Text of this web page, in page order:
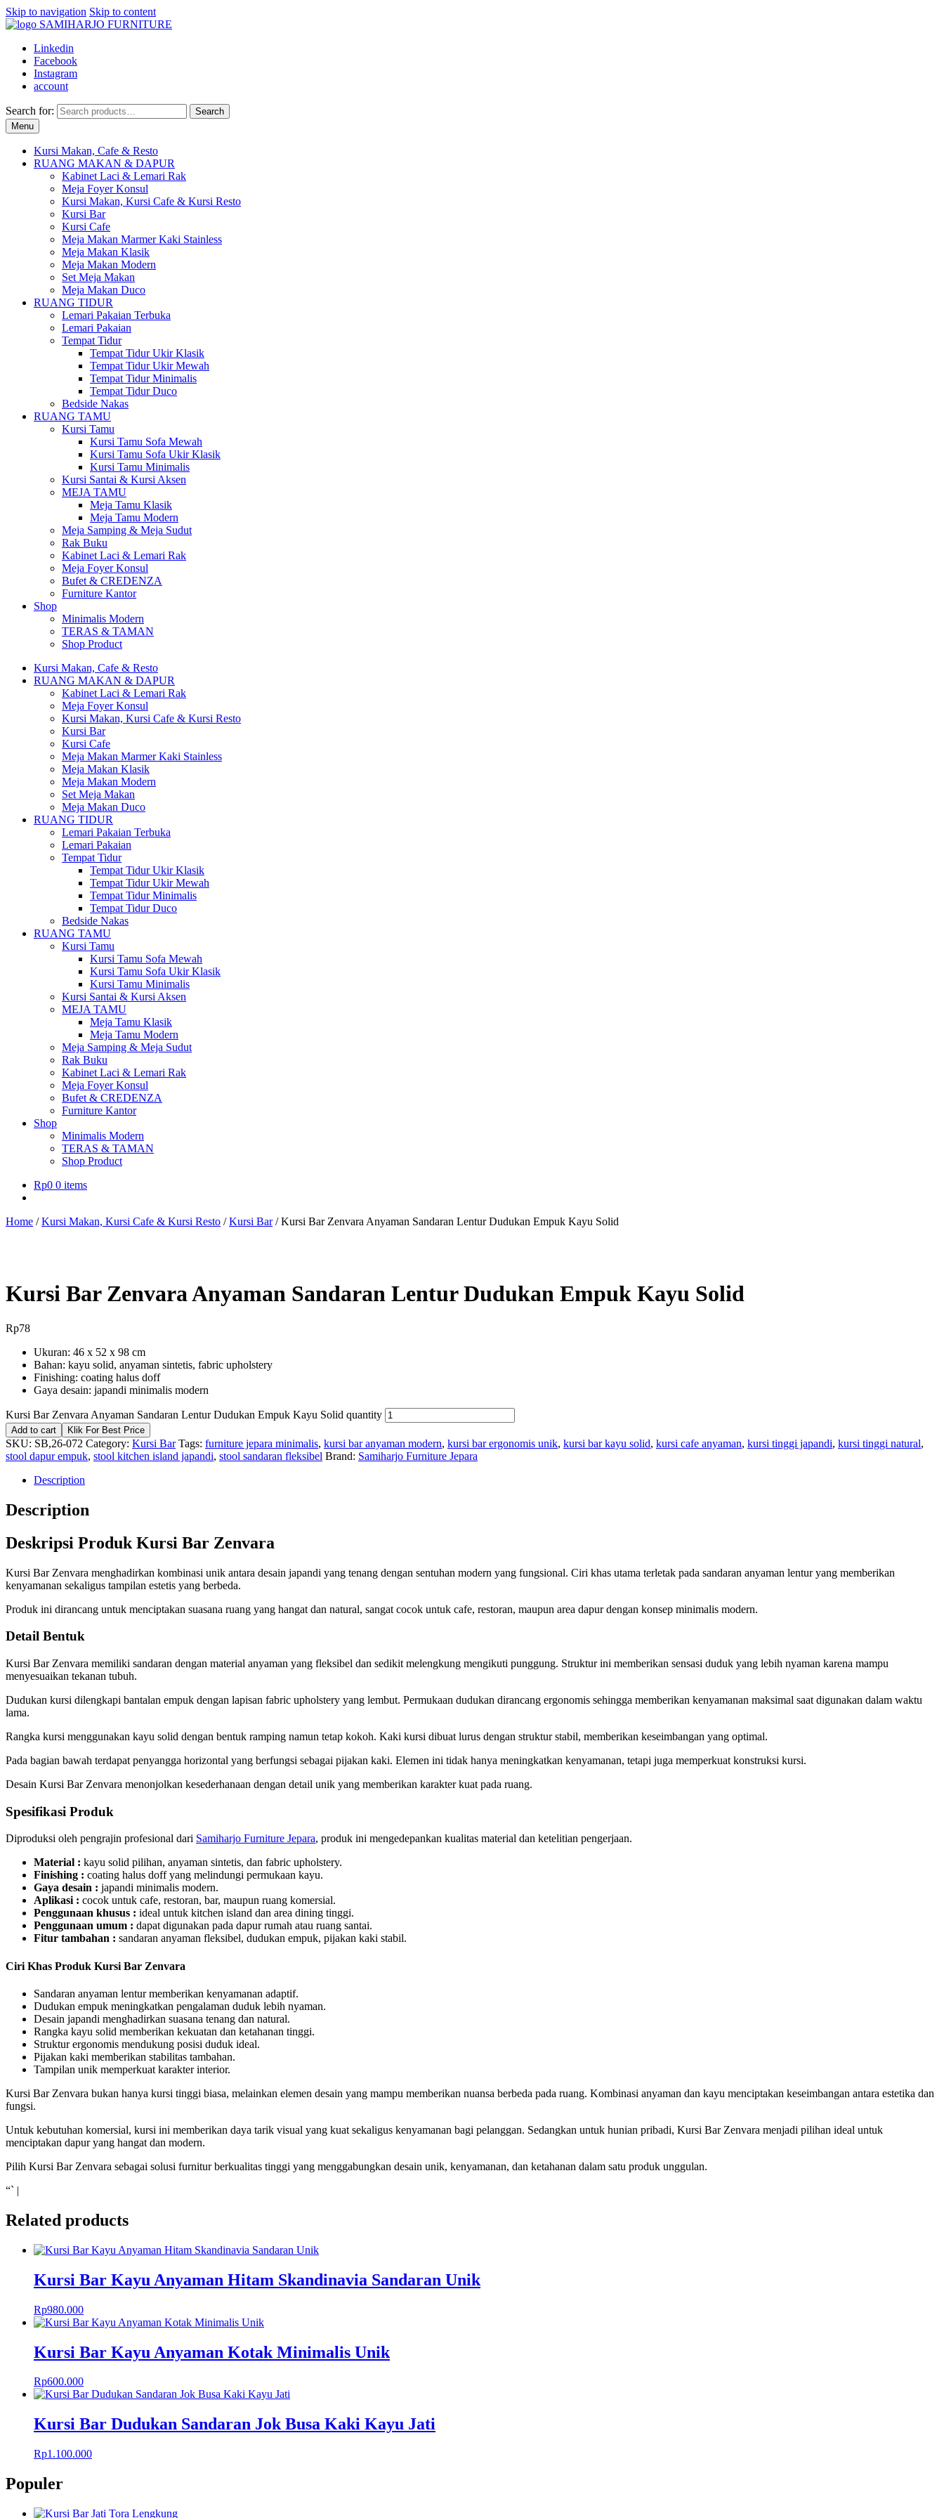
Skip to navigation Skip to content
Linkedin
Facebook
Instagram
account
Search for:
Search
Menu
Kursi Makan, Cafe & Resto
RUANG MAKAN & DAPUR
Kabinet Laci & Lemari Rak
Meja Foyer Konsul
Kursi Makan, Kursi Cafe & Kursi Resto
Kursi Bar
Kursi Cafe
Meja Makan Marmer Kaki Stainless
Meja Makan Klasik
Meja Makan Modern
Set Meja Makan
Meja Makan Duco
RUANG TIDUR
Lemari Pakaian Terbuka
Lemari Pakaian
Tempat Tidur
Tempat Tidur Ukir Klasik
Tempat Tidur Ukir Mewah
Tempat Tidur Minimalis
Tempat Tidur Duco
Bedside Nakas
RUANG TAMU
Kursi Tamu
Kursi Tamu Sofa Mewah
Kursi Tamu Sofa Ukir Klasik
Kursi Tamu Minimalis
Kursi Santai & Kursi Aksen
MEJA TAMU
Meja Tamu Klasik
Meja Tamu Modern
Meja Samping & Meja Sudut
Rak Buku
Kabinet Laci & Lemari Rak
Meja Foyer Konsul
Bufet & CREDENZA
Furniture Kantor
Shop
Minimalis Modern
TERAS & TAMAN
Shop Product
Kursi Makan, Cafe & Resto
RUANG MAKAN & DAPUR
Kabinet Laci & Lemari Rak
Meja Foyer Konsul
Kursi Makan, Kursi Cafe & Kursi Resto
Kursi Bar
Kursi Cafe
Meja Makan Marmer Kaki Stainless
Meja Makan Klasik
Meja Makan Modern
Set Meja Makan
Meja Makan Duco
RUANG TIDUR
Lemari Pakaian Terbuka
Lemari Pakaian
Tempat Tidur
Tempat Tidur Ukir Klasik
Tempat Tidur Ukir Mewah
Tempat Tidur Minimalis
Tempat Tidur Duco
Bedside Nakas
RUANG TAMU
Kursi Tamu
Kursi Tamu Sofa Mewah
Kursi Tamu Sofa Ukir Klasik
Kursi Tamu Minimalis
Kursi Santai & Kursi Aksen
MEJA TAMU
Meja Tamu Klasik
Meja Tamu Modern
Meja Samping & Meja Sudut
Rak Buku
Kabinet Laci & Lemari Rak
Meja Foyer Konsul
Bufet & CREDENZA
Furniture Kantor
Shop
Minimalis Modern
TERAS & TAMAN
Shop Product
Rp0 0 items
Home /Kursi Makan, Kursi Cafe & Kursi Resto /Kursi Bar/Kursi Bar Zenvara Anyaman Sandaran Lentur Dudukan Empuk Kayu Solid
Kursi Bar Zenvara Anyaman Sandaran Lentur Dudukan Empuk Kayu Solid
Rp78
Ukuran: 46 x 52 x 98 cm
Bahan: kayu solid, anyaman sintetis, fabric upholstery
Finishing: coating halus doff
Gaya desain: japandi minimalis modern
Kursi Bar Zenvara Anyaman Sandaran Lentur Dudukan Empuk Kayu Solid quantity
Add to cart Klik For Best Price
SKU: SB,26-072 Category: Kursi Bar Tags: furniture jepara minimalis, kursi bar anyaman modern, kursi bar ergonomis unik, kursi bar kayu solid, kursi cafe anyaman, kursi tinggi japandi, kursi tinggi natural,
stool dapur empuk, stool kitchen island japandi, stool sandaran fleksibel Brand: Samiharjo Furniture Jepara
Description
Description
Deskripsi Produk Kursi Bar Zenvara
Kursi Bar Zenvara menghadirkan kombinasi unik antara desain japandi yang tenang dengan sentuhan modern yang fungsional. Ciri khas utama terletak pada sandaran anyaman lentur yang memberikan
kenyamanan sekaligus tampilan estetis yang berbeda.
Produk ini dirancang untuk menciptakan suasana ruang yang hangat dan natural, sangat cocok untuk cafe, restoran, maupun area dapur dengan konsep minimalis modern.
Detail Bentuk
Kursi Bar Zenvara memiliki sandaran dengan material anyaman yang fleksibel dan sedikit melengkung mengikuti punggung. Struktur ini memberikan sensasi duduk yang lebih nyaman karena mampu
menyesuaikan tekanan tubuh.
Dudukan kursi dilengkapi bantalan empuk dengan lapisan fabric upholstery yang lembut. Permukaan dudukan dirancang ergonomis sehingga memberikan kenyamanan maksimal saat digunakan dalam waktu
lama.
Rangka kursi menggunakan kayu solid dengan bentuk ramping namun tetap kokoh. Kaki kursi dibuat lurus dengan struktur stabil, memberikan keseimbangan yang optimal.
Pada bagian bawah terdapat penyangga horizontal yang berfungsi sebagai pijakan kaki. Elemen ini tidak hanya meningkatkan kenyamanan, tetapi juga memperkuat konstruksi kursi.
Desain Kursi Bar Zenvara menonjolkan kesederhanaan dengan detail unik yang memberikan karakter kuat pada ruang.
Spesifikasi Produk
Diproduksi oleh pengrajin profesional dari Samiharjo Furniture Jepara, produk ini mengedepankan kualitas material dan ketelitian pengerjaan.
Material : kayu solid pilihan, anyaman sintetis, dan fabric upholstery.
Finishing : coating halus doff yang melindungi permukaan kayu.
Gaya desain : japandi minimalis modern.
Aplikasi : cocok untuk cafe, restoran, bar, maupun ruang komersial.
Penggunaan khusus : ideal untuk kitchen island dan area dining tinggi.
Penggunaan umum : dapat digunakan pada dapur rumah atau ruang santai.
Fitur tambahan : sandaran anyaman fleksibel, dudukan empuk, pijakan kaki stabil.
Ciri Khas Produk Kursi Bar Zenvara
Sandaran anyaman lentur memberikan kenyamanan adaptif.
Dudukan empuk meningkatkan pengalaman duduk lebih nyaman.
Desain japandi menghadirkan suasana tenang dan natural.
Rangka kayu solid memberikan kekuatan dan ketahanan tinggi.
Struktur ergonomis mendukung posisi duduk ideal.
Pijakan kaki memberikan stabilitas tambahan.
Tampilan unik memperkuat karakter interior.
Kursi Bar Zenvara bukan hanya kursi tinggi biasa, melainkan elemen desain yang mampu memberikan nuansa berbeda pada ruang. Kombinasi anyaman dan kayu menciptakan keseimbangan antara estetika dan
fungsi.
Untuk kebutuhan komersial, kursi ini memberikan daya tarik visual yang kuat sekaligus kenyamanan bagi pelanggan. Sedangkan untuk hunian pribadi, Kursi Bar Zenvara menjadi pilihan ideal untuk
menciptakan dapur yang hangat dan modern.
Pilih Kursi Bar Zenvara sebagai solusi furnitur berkualitas tinggi yang menggabungkan desain unik, kenyamanan, dan ketahanan dalam satu produk unggulan.
“` |
Related products
Kursi Bar Kayu Anyaman Hitam Skandinavia Sandaran Unik
Rp980.000
Kursi Bar Kayu Anyaman Kotak Minimalis Unik
Rp600.000
Kursi Bar Dudukan Sandaran Jok Busa Kaki Kayu Jati
Rp1.100.000
Populer